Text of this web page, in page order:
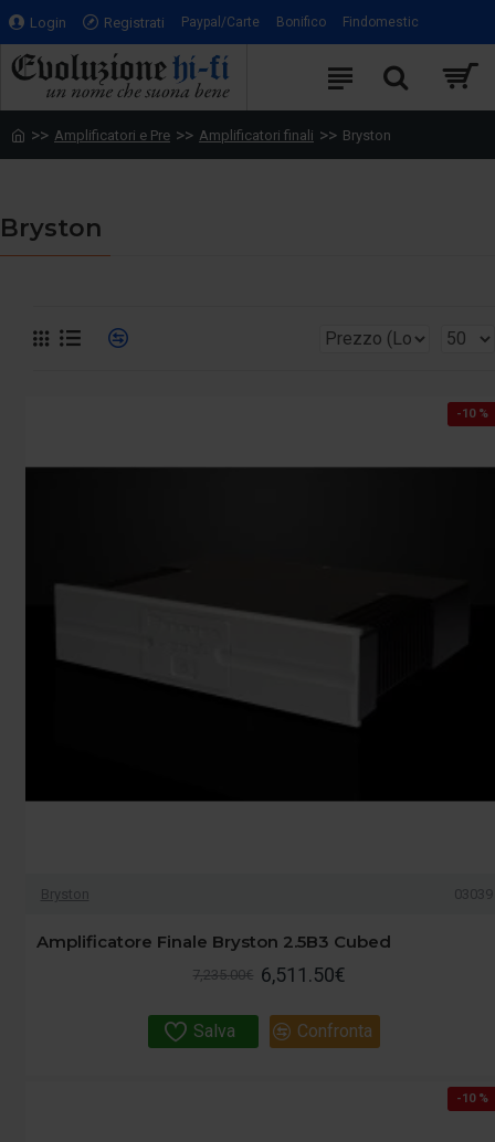
Login Registrati Paypal/Carte Bonifico Findomestic
Amplificatori e Pre Amplificatori finali Bryston
Bryston
-10 %
Bryston 03039
Amplificatore Finale Bryston 2.5B3 Cubed
6,511.50€
7,235.00€
Salva Confronta
-10 %